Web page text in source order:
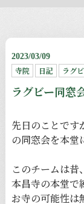
2023/03/09
寺院 日記 ラグ
ラグビー同窓
先日のことです
の同窓会を本堂
このチームは昔
本昌寺の本堂で
お寺の可能性は